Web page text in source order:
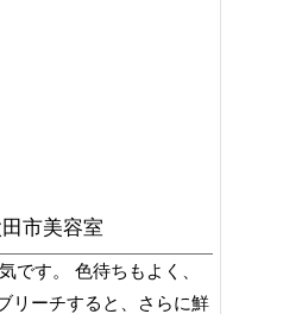
市美容室
です。 色待ちもよく、
リーチすると、さらに鮮